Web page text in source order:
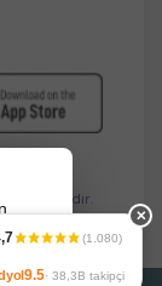
saklıdır.
(1.080)
9.5· 38,3B takipçi
✕